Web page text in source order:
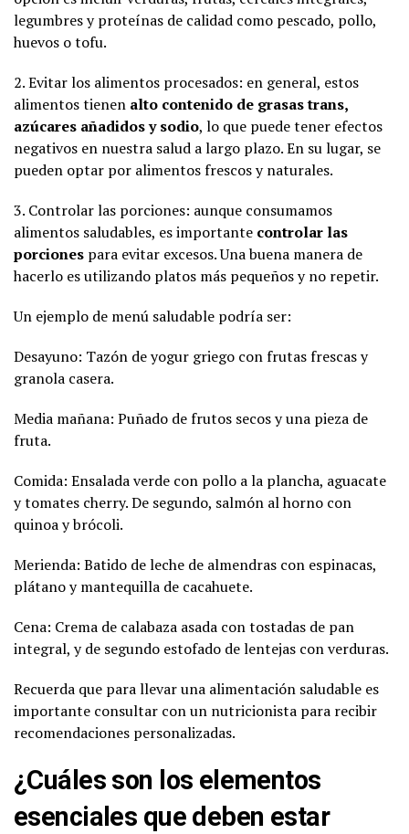
legumbres y proteínas de calidad como pescado, pollo,
huevos o tofu.
2. Evitar los alimentos procesados: en general, estos
alimentos tienen alto contenido de grasas trans,
azúcares añadidos y sodio, lo que puede tener efectos
negativos en nuestra salud a largo plazo. En su lugar, se
pueden optar por alimentos frescos y naturales.
3. Controlar las porciones: aunque consumamos
alimentos saludables, es importante controlar las
porciones para evitar excesos. Una buena manera de
hacerlo es utilizando platos más pequeños y no repetir.
Un ejemplo de menú saludable podría ser:
Desayuno: Tazón de yogur griego con frutas frescas y
granola casera.
Media mañana: Puñado de frutos secos y una pieza de
fruta.
Comida: Ensalada verde con pollo a la plancha, aguacate
y tomates cherry. De segundo, salmón al horno con
quinoa y brócoli.
Merienda: Batido de leche de almendras con espinacas,
plátano y mantequilla de cacahuete.
Cena: Crema de calabaza asada con tostadas de pan
integral, y de segundo estofado de lentejas con verduras.
Recuerda que para llevar una alimentación saludable es
importante consultar con un nutricionista para recibir
recomendaciones personalizadas.
¿Cuáles son los elementos
esenciales que deben estar